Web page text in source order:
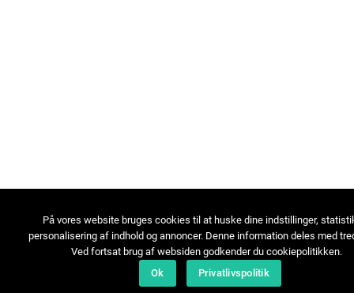
På vores website bruges cookies til at huske dine indstillinger,
personalisering af indhold og annoncer. Denne information deles med
Ved fortsat brug af websiden godkender du cookiepolitikken.
Ok
Privatlivspolitik